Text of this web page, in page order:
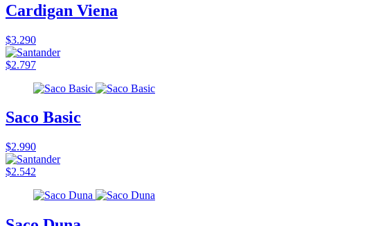
Cardigan Viena
$3.290
$2.797
Saco Basic
$2.990
$2.542